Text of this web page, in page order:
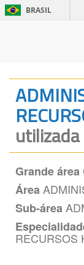
BRASIL
Grande área
Área
Sub-área
RECURSOS